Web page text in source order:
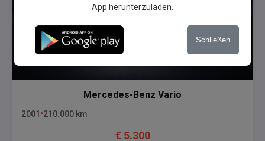
Mercedes-Benz Vario
2001 210.000 km
€ 5.300
App herunterzuladen.
Schließen